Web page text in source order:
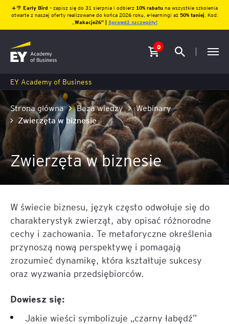
☀️🌴 Early Bird – zapisz się do 31 sierpnia i odbierz10% rabatu na wszystkie szkolenia
otwarte z naszej oferty realizowane do końca 2026 roku, e-learningi aż 50% taniej. Kod:
Wakacje26″ | Sprawdź szczegóły!
0
EY Academy of Business
Strona główna Baza wiedzy
Webinary
Zwierzęta w biznesie
Zwierzęta w biznesie
W świecie biznesu, język często odwołuje się do
charakterystyk zwierząt, aby opisać różnorodne
cechy i zachowania. Te metaforyczne określenia
przynoszą nową perspektywę i pomagają
zrozumieć dynamikę, która kształtuje sukcesy
oraz wyzwania przedsiębiorców.
Dowiesz się:
Jakie wieści symbolizuje „czarny łabędź”